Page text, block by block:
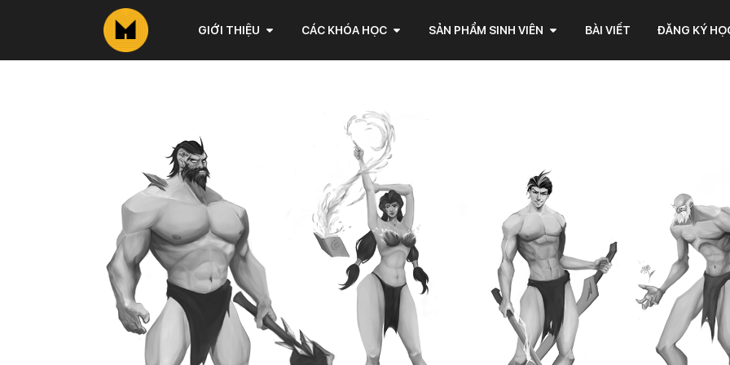
GIỚI THIỆU CÁC KHÓA HỌC SẢN PHẨM SINH VIÊN BÀI VIẾT ĐĂNG KÝ